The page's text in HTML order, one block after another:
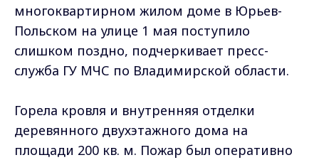
многоквартирном жилом доме в Юрьев-
Польском на улице 1 мая поступило
слишком поздно, подчеркивает пресс-
служба ГУ МЧС по Владимирской области.
Горела кровля и внутренняя отделки
деревянного двухэтажного дома на
площади 200 кв. м. Пожар был оперативно